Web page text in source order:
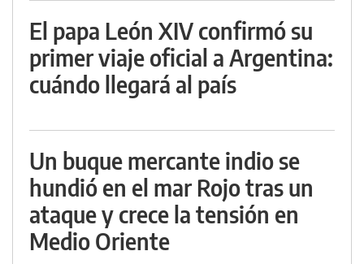
El papa León XIV confirmó su
primer viaje oficial a Argentina:
cuándo llegará al país
Un buque mercante indio se
hundió en el mar Rojo tras un
ataque y crece la tensión en
Medio Oriente